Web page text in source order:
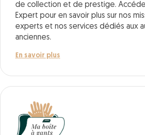
de collection et de prestige.
Expert pour en savoir plus sur nos
experts et nos services dédiés aux
anciennes.
En savoir plus